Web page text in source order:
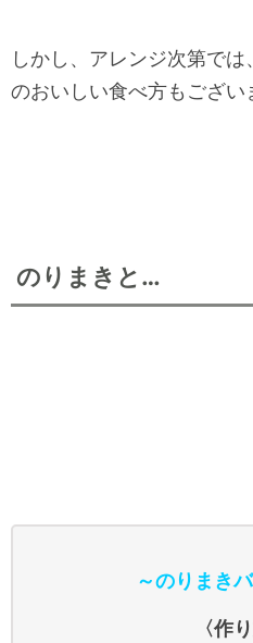
しかし、アレンジ次第では、
のおいしい食べ方もござい
のりまきと…
～のりまき
〈作